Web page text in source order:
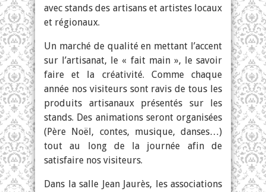
avec stands des artisans et artistes locaux
et régionaux.
Un marché de qualité en mettant l’accent
sur l’artisanat, le « fait main », le savoir
faire et la créativité. Comme chaque
année nos visiteurs sont ravis de tous les
produits artisanaux présentés sur les
stands. Des animations seront organisées
(Père Noël, contes, musique, danses…)
tout au long de la journée afin de
satisfaire nos visiteurs.
Dans la salle Jean Jaurès, les associations